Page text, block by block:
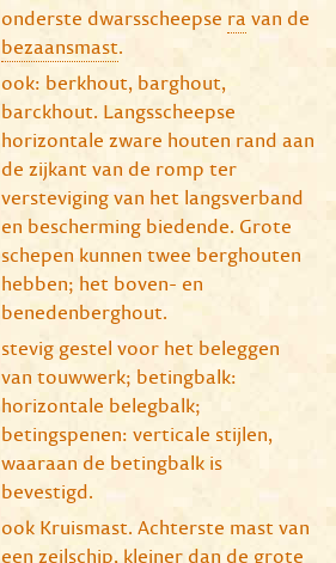
onderste dwarsscheepse ra van de
bezaansmast.
ook: berkhout, barghout,
barckhout. Langsscheepse
horizontale zware houten rand aan
de zijkant van de romp ter
versteviging van het langsverband
en bescherming biedende. Grote
schepen kunnen twee berghouten
hebben; het boven- en
benedenberghout.
stevig gestel voor het beleggen
van touwwerk; betingbalk:
horizontale belegbalk;
betingspenen: verticale stijlen,
waaraan de betingbalk is
bevestigd.
ook Kruismast. Achterste mast van
een zeilschip, kleiner dan de grote